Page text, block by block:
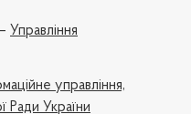
Управління
управління,
Ради України